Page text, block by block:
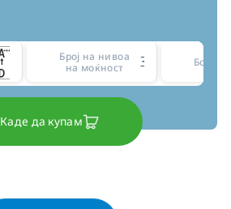
Број на нивоа
на моќност
Боја
Каде да купам